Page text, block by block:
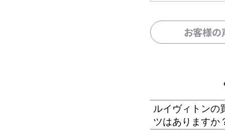
お客様
ルイヴィトンの
ツはありますか